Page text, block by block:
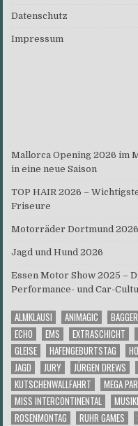
Datenschutz
Impressum
Mallorca Opening 2026 im
in eine neue Saison
TOP HAIR 2026 –
Friseure
Motorräder Dortmund
Jagd und Hund 2026
Essen Motor Show 2025 –
Performance- und Car-
ALMKLAUSI ANIMAGIC BAGGER
ECHO
EMS EXTRASCHICHT
GLEISE
HAFENGEBURTSTAG
JAGD
JURY JÜRGEN DREWS
KUTSCHENWALLFAHRT
MEGA
MISS INTERCONTINENTAL
ROSENMONTAG
RUHR GAMES